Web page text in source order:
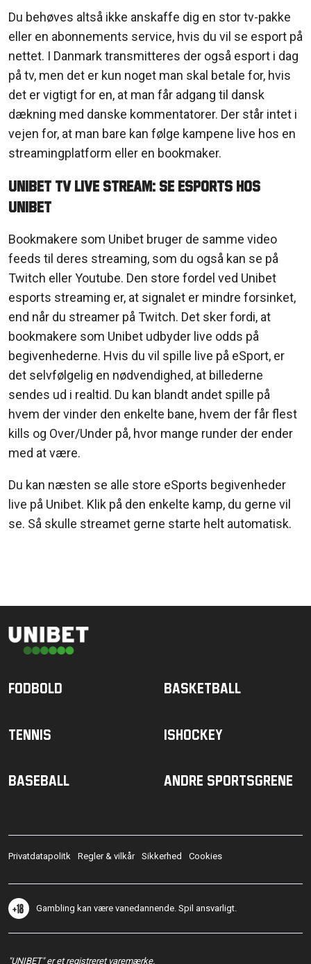
Du behøves altså ikke anskaffe dig en stor tv-pakke
eller en abonnements service, hvis du vil se esport på
nettet. I Danmark transmitteres der også esport i dag
på tv, men det er kun noget man skal betale for, hvis
det er vigtigt for en, at man får adgang til dansk
dækning med danske kommentatorer. Der står intet i
vejen for, at man bare kan følge kampene live hos en
streamingplatform eller en bookmaker.
Unibet TV Live Stream: Se eSports hos
Unibet
Bookmakere som Unibet bruger de samme video
feeds til deres streaming, som du også kan se på
Twitch eller Youtube. Den store fordel ved Unibet
esports streaming er, at signalet er mindre forsinket,
end når du streamer på Twitch. Det sker fordi, at
bookmakere som Unibet udbyder live odds på
begivenhederne. Hvis du vil spille live på eSport, er
det selvfølgelig en nødvendighed, at billederne
sendes ud i realtid. Du kan blandt andet spille på
hvem der vinder den enkelte bane, hvem der får flest
kills og Over/Under på, hvor mange runder der ender
med at være.
Du kan næsten se alle store eSports begivenheder
live på Unibet. Klik på den enkelte kamp, du gerne vil
se. Så skulle streamet gerne starte helt automatisk.
Fodbold Basketball
Tennis Ishockey
Baseball Andre sportsgrene
Privatdatapolitk Regler & vilkår Sikkerhed Cookies
Gambling kan være vanedannende. Spil ansvarligt.
"UNIBET" er et registreret varemærke.